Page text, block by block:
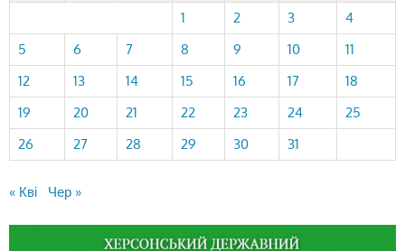
1
2 3
4
5
6 7 8 9 10
11
12
13 14 15 16 17
18
19
20 21 22 23 24
25
26
27 28 29 30 31
« Кві Чер »